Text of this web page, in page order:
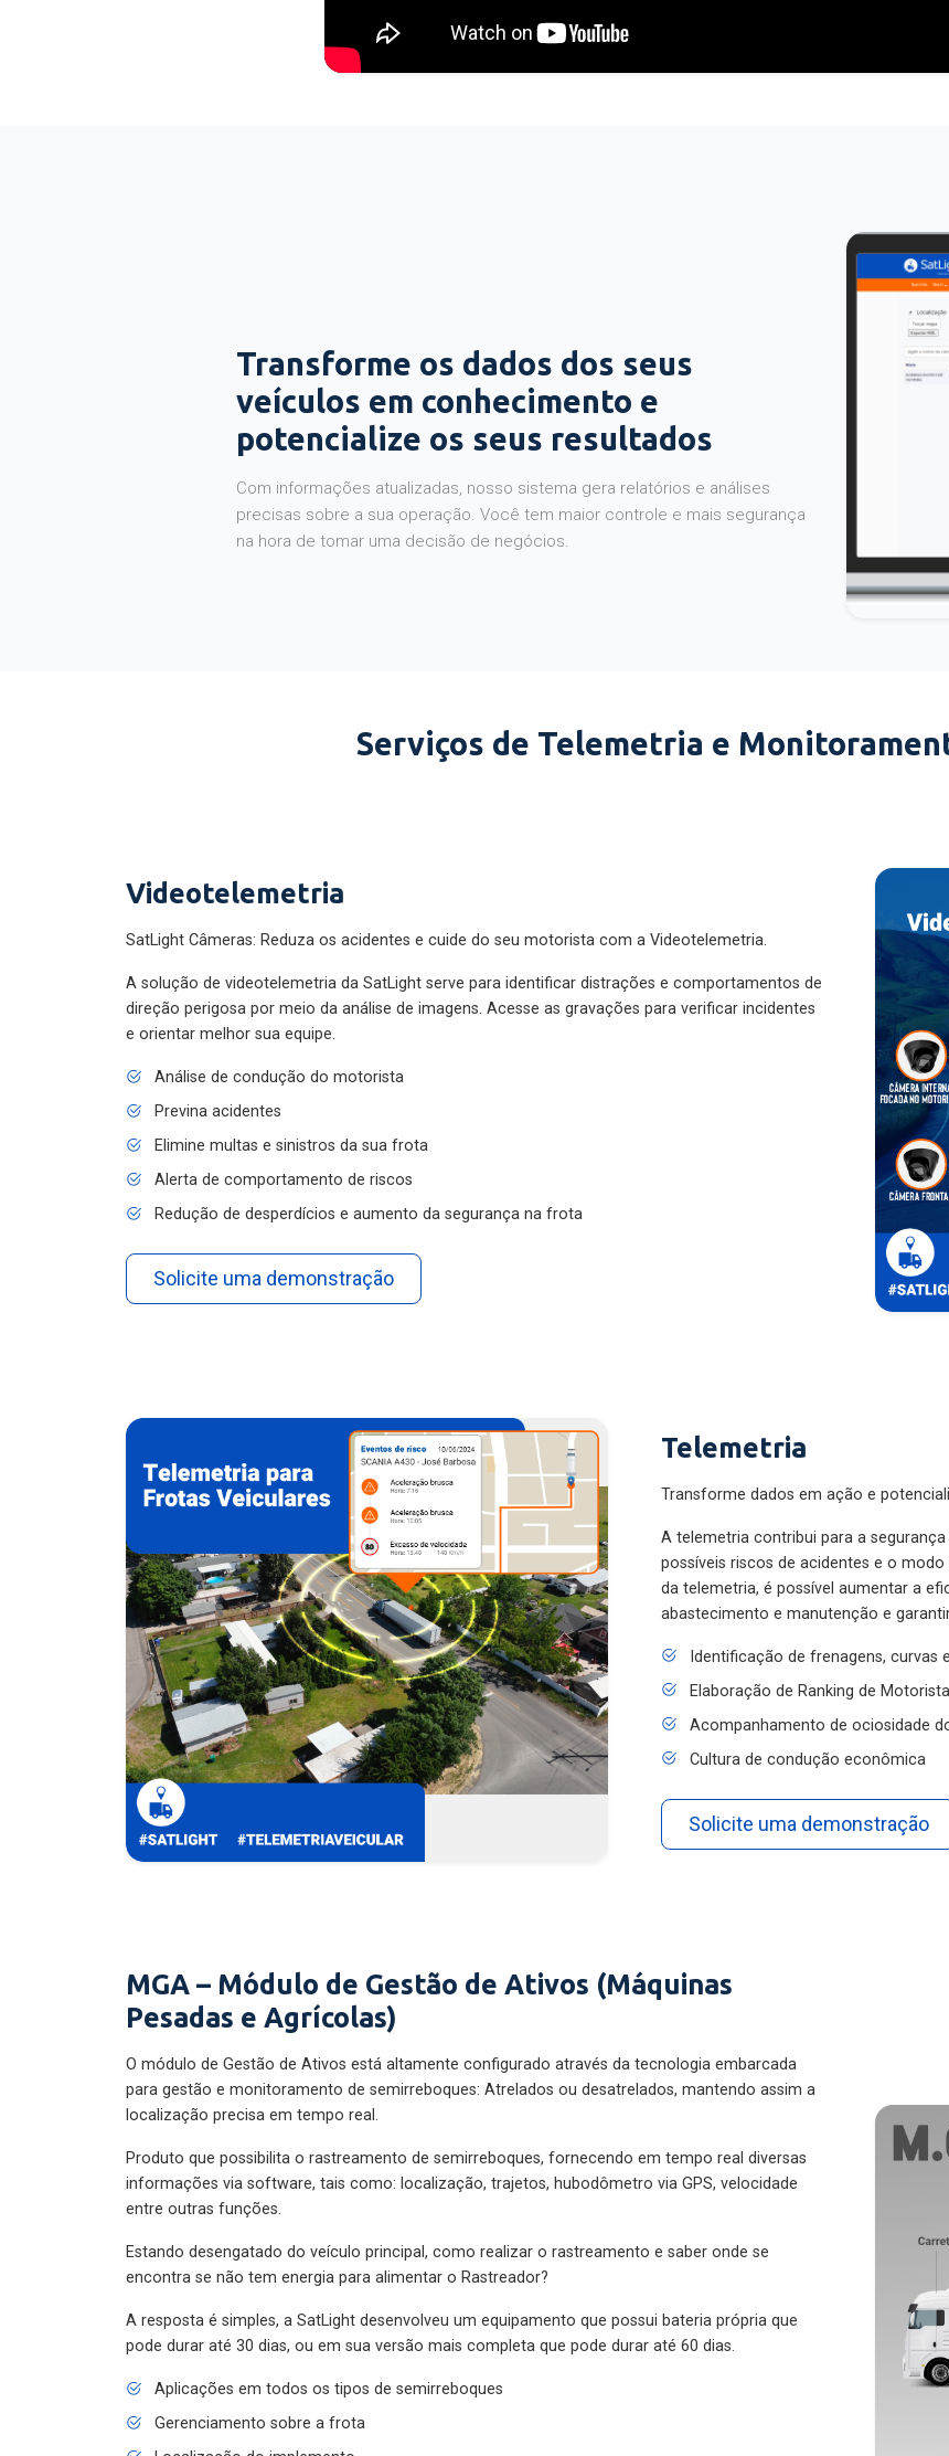
Transforme os dados dos seus
veículos em conhecimento e
potencialize os seus resultados
Com informações atualizadas, nosso sistema gera relatórios e análises
precisas sobre a sua operação. Você tem maior controle e mais segurança
na hora de tomar uma decisão de negócios.
Serviços de Telemetria e
Videotelemetria
SatLight Câmeras: Reduza os acidentes e cuide do seu motorista com a Videotelemetria.
A solução de videotelemetria da SatLight serve para identificar distrações e comportamentos de
direção perigosa por meio da análise de imagens. Acesse as gravações para verificar incidentes
e orientar melhor sua equipe.
Análise de condução do motorista
Previna acidentes
Elimine multas e sinistros da sua frota
Alerta de comportamento de riscos
Redução de desperdícios e aumento da segurança na frota
Solicite uma demonstração
Telemetria
Transforme dados em ação e
A telemetria contribui para a
possíveis riscos de acidentes e o
da telemetria, é possível aumentar a
abastecimento e manutenção e
Identificação de frenagens, curvas
Elaboração de Ranking de Motoristas
Acompanhamento de ociosidade
Cultura de condução econômica
Solicite uma demonstração
MGA – Módulo de Gestão de Ativos (Máquinas
Pesadas e Agrícolas)
O módulo de Gestão de Ativos está altamente configurado através da tecnologia embarcada
para gestão e monitoramento de semirreboques: Atrelados ou desatrelados, mantendo assim a
localização precisa em tempo real.
Produto que possibilita o rastreamento de semirreboques, fornecendo em tempo real diversas
informações via software, tais como: localização, trajetos, hubodômetro via GPS, velocidade
entre outras funções.
Estando desengatado do veículo principal, como realizar o rastreamento e saber onde se
encontra se não tem energia para alimentar o Rastreador?
A resposta é simples, a SatLight desenvolveu um equipamento que possui bateria própria que
pode durar até 30 dias, ou em sua versão mais completa que pode durar até 60 dias.
Aplicações em todos os tipos de semirreboques
Gerenciamento sobre a frota
Localização do implemento